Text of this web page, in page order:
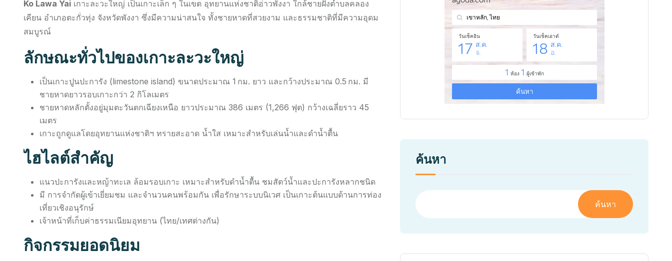
Ko Lawa Yai เกาะละวะใหญ่ เป็นเกาะเล็ก ๆ ในเขต อุทยานแห่งชาติอ่าวพังงา ใกล้ชายฝั่งตำบลคลอง
เคียน อำเภอตะกั่วทุ่ง จังหวัดพังงา ซึ่งมีความน่าสนใจ ทั้งชายหาดที่สวยงาม และธรรมชาติที่มีความอุดม
สมบูรณ์
ลักษณะทั่วไปของเกาะละวะใหญ่
เป็นเกาะปูนปะการัง (limestone island) ขนาดประมาณ 1 กม. ยาว และกว้างประมาณ 0.5 กม. มี
ชายหาดยาวรอบเกาะกว่า 2 กิโลเมตร
ชายหาดหลักตั้งอยู่มุมตะวันตกเฉียงเหนือ ยาวประมาณ 386 เมตร (1,266 ฟุต) กว้างเฉลี่ยราว 45
เมตร
เกาะถูกดูแลโดยอุทยานแห่งชาติฯ ทรายสะอาด น้ำใส เหมาะสำหรับเล่นน้ำและดำน้ำตื้น
ไฮไลต์สำคัญ
แนวปะการังและหญ้าทะเล ล้อมรอบเกาะ เหมาะสำหรับดำน้ำตื้น ชมสัตว์น้ำและปะการังหลากชนิด
มี การจำกัดผู้เข้าเยี่ยมชม และจำนวนคนพร้อมกัน เพื่อรักษาระบบนิเวศ เป็นเกาะต้นแบบด้านการท่อง
เที่ยวเชิงอนุรักษ์
เจ้าหน้าที่เก็บค่าธรรมเนียมอุทยาน (ไทย/เทศต่างกัน)
กิจกรรมยอดนิยม
ค้นหา
ค้นหา